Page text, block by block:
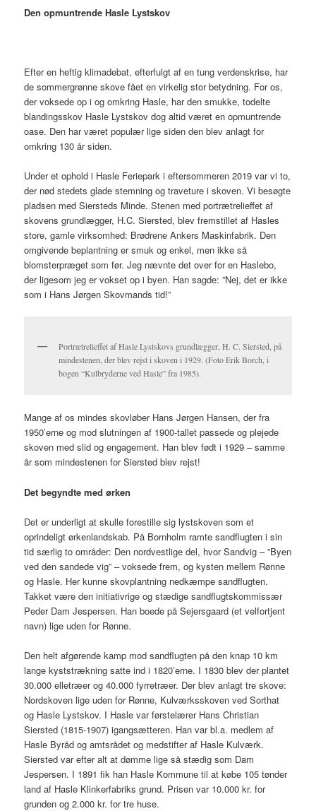
Den opmuntrende Hasle Lystskov
Efter en heftig klimadebat, efterfulgt af en tung verdenskrise, har
de sommergrønne skove fået en virkelig stor betydning. For os,
der voksede op i og omkring Hasle, har den smukke, todelte
blandingsskov Hasle Lystskov dog altid været en opmuntrende
oase. Den har været populær lige siden den blev anlagt for
omkring 130 år siden.
Under et ophold i Hasle Feriepark i eftersommeren 2019 var vi to,
der nød stedets glade stemning og traveture i skoven. Vi besøgte
pladsen med Siersteds Minde. Stenen med portrætrelieffet af
skovens grundlægger, H.C. Siersted, blev fremstillet af Hasles
store, gamle virksomhed: Brødrene Ankers Maskinfabrik. Den
omgivende beplantning er smuk og enkel, men ikke så
blomsterpræget som før. Jeg nævnte det over for en Haslebo,
der ligesom jeg er vokset op i byen. Han sagde: ”Nej, det er ikke
som i Hans Jørgen Skovmands tid!”
Portrætrelieffet af Hasle Lystskovs grundlægger, H. C. Siersted, på
mindestenen, der blev rejst i skoven i 1929. (Foto Erik Borch, i
bogen “Kulbryderne ved Hasle” fra 1985).
Mange af os mindes skovløber Hans Jørgen Hansen, der fra
1950’erne og mod slutningen af 1900-tallet passede og plejede
skoven med slid og engagement. Han blev født i 1929 – samme
år som mindestenen for Siersted blev rejst!
Det begyndte med ørken
Det er underligt at skulle forestille sig lystskoven som et
oprindeligt ørkenlandskab. På Bornholm ramte sandflugten i sin
tid særlig to områder: Den nordvestlige del, hvor Sandvig – ”Byen
ved den sandede vig” – voksede frem, og kysten mellem Rønne
og Hasle. Her kunne skovplantning nedkæmpe sandflugten.
Takket være den initiativrige og stædige sandflugtskommissær
Peder Dam Jespersen. Han boede på Sejersgaard (et velfortjent
navn) lige uden for Rønne.
Den helt afgørende kamp mod sandflugten på den knap 10 km
lange kyststrækning satte ind i 1820’erne. I 1830 blev der plantet
30.000 elletræer og 40.000 fyrretræer. Der blev anlagt tre skove:
Nordskoven lige uden for Rønne, Kulværksskoven ved Sorthat
og Hasle Lystskov. I Hasle var førstelærer Hans Christian
Siersted (1815-1907) igangsætteren. Han var bl.a. medlem af
Hasle Byråd og amtsrådet og medstifter af Hasle Kulværk.
Siersted var efter alt at dømme lige så stædig som Dam
Jespersen. I 1891 fik han Hasle Kommune til at købe 105 tønder
land af Hasle Klinkerfabriks grund. Prisen var 10.000 kr. for
grunden og 2.000 kr. for tre huse.